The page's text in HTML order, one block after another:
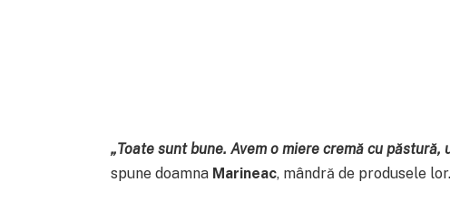
„Toate sunt bune. Avem o miere cremă cu
spune doamna Marineac, mândră de produsele lor.